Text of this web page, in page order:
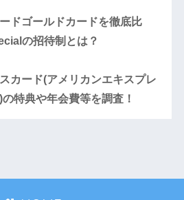
ドゴールドカードを徹底比
の招待制とは？
カード(アメリカンエキスプレ
の特典や年会費等を調査！